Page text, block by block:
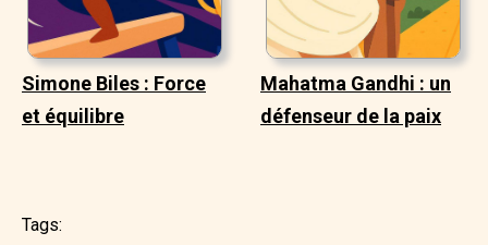
Simone Biles : Force
et équilibre
Mahatma Gandhi : un
défenseur de la paix
Tags: